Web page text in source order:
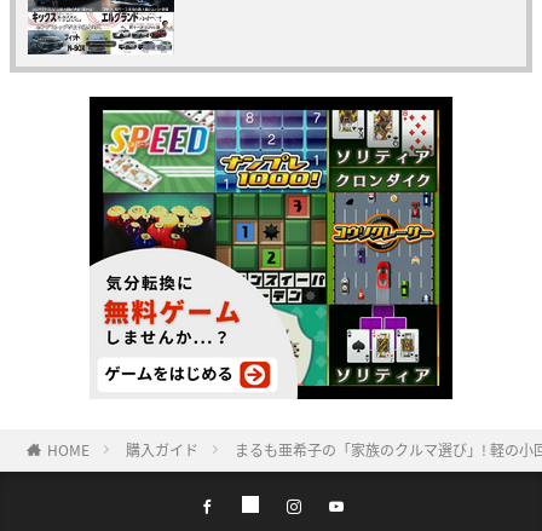
HOME 購入ガイド まるも亜希子の「家族のクルマ選び」! 軽の